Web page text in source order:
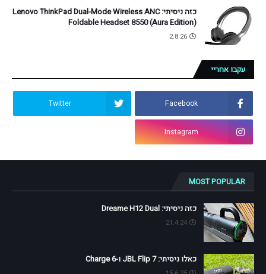
כזה ניסיתי: Lenovo ThinkPad Dual-Mode Wireless ANC
Foldable Headset 8550 (Aura Edition)
2.8.26
עקבו אחריי
Facebook
Twitter
Instagram
MOST POPULAR
כזה ניסיתי: Dreame H12 Dual
21.4.24
כאלו ניסיתי: JBL Flip 7 ו-Charge 6